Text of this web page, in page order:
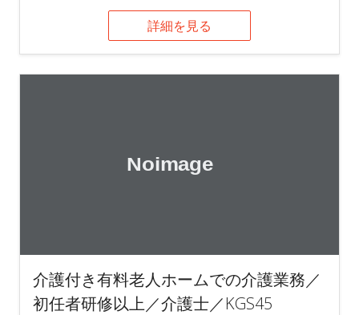
詳細を見る
介護付き有料老人ホームでの介護業務／
初任者研修以上／介護士／KGS45